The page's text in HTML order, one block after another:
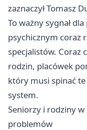
zaznaczył Tomasz
To ważny sygnał
psychicznym coraz
specjalistów. Coraz
rodzin, placówek
który musi spinać te
system.
Seniorzy i rodziny
problemów